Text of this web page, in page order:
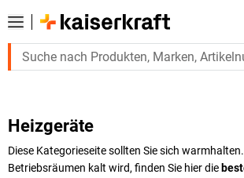
Heizgeräte
Diese Kategorieseite sollten Sie sich
Betriebsräumen kalt wird, finden Sie hier die